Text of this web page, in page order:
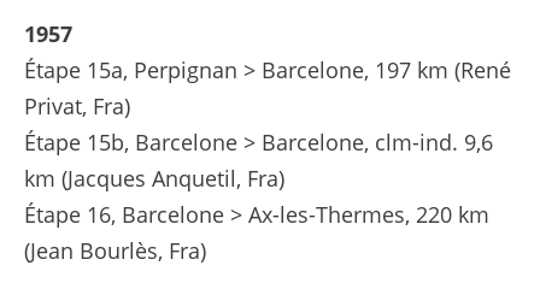
1957
Étape 15a, Perpignan > Barcelone, 197 km (René
Privat, Fra)
Étape 15b, Barcelone > Barcelone, clm-ind. 9,6
km (Jacques Anquetil, Fra)
Étape 16, Barcelone > Ax-les-Thermes, 220 km
(Jean Bourlès, Fra)